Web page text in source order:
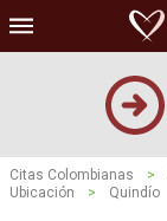
Citas Colombianas >
Ubicación
> Quindío